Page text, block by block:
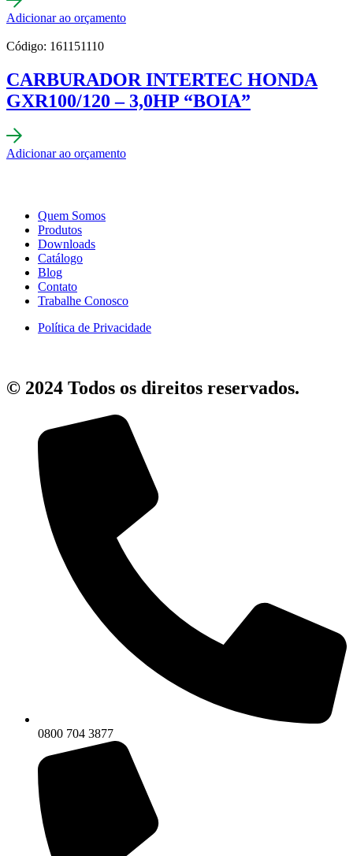
Adicionar ao orçamento
Código: 161151110
CARBURADOR INTERTEC HONDA
GXR100/120 – 3,0HP “BOIA”
Adicionar ao orçamento
Quem Somos
Produtos
Downloads
Catálogo
Blog
Contato
Trabalhe Conosco
Política de Privacidade
© 2024 Todos os direitos reservados.
0800 704 3877